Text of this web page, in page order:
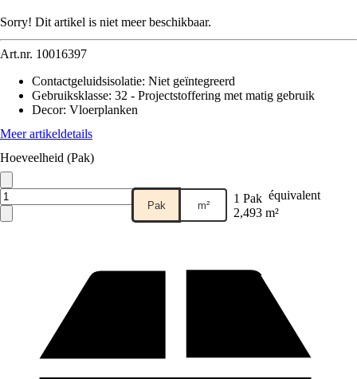
Sorry! Dit artikel is niet meer beschikbaar.
Art.nr. 10016397
Contactgeluidsisolatie: Niet geïntegreerd
Gebruiksklasse: 32 - Projectstoffering met matig gebruik
Decor: Vloerplanken
Meer artikeldetails
Hoeveelheid (Pak)
Pak m² 1 Pak équivalent
2,493 m²